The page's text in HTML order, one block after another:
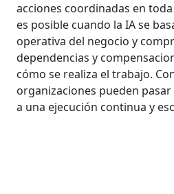
acciones coordinadas en
es posible cuando la IA se
operativa del negocio y
dependencias y
cómo se realiza el trabajo.
organizaciones pueden
a una ejecución continua y